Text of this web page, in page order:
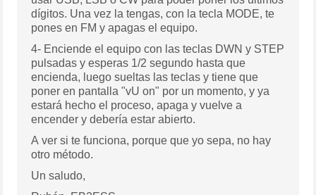
dígitos. Una vez la tengas, con la tecla MODE, te
pones en FM y apagas el equipo.
4- Enciende el equipo con las teclas DWN y STEP
pulsadas y esperas 1/2 segundo hasta que
encienda, luego sueltas las teclas y tiene que
poner en pantalla "vU on" por un momento, y ya
estará hecho el proceso, apaga y vuelve a
encender y debería estar abierto.
A ver si te funciona, porque que yo sepa, no hay
otro método.
Un saludo,